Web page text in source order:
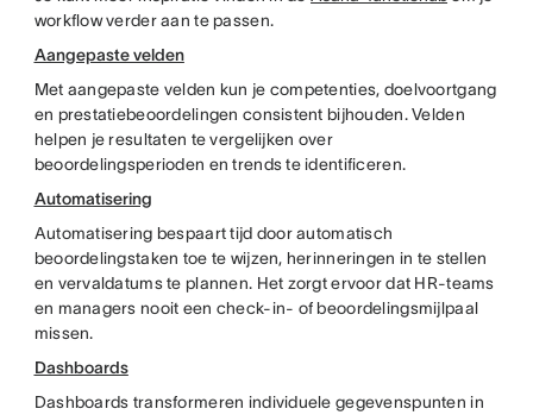
workflow verder aan te passen.
Aangepaste velden
Met aangepaste velden kun je competenties, doelvoortgang
en prestatiebeoordelingen consistent bijhouden. Velden
helpen je resultaten te vergelijken over
beoordelingsperioden en trends te identificeren.
Automatisering
Automatisering bespaart tijd door automatisch
beoordelingstaken toe te wijzen, herinneringen in te stellen
en vervaldatums te plannen. Het zorgt ervoor dat HR-teams
en managers nooit een check-in- of beoordelingsmijlpaal
missen.
Dashboards
Dashboards transformeren individuele gegevenspunten in